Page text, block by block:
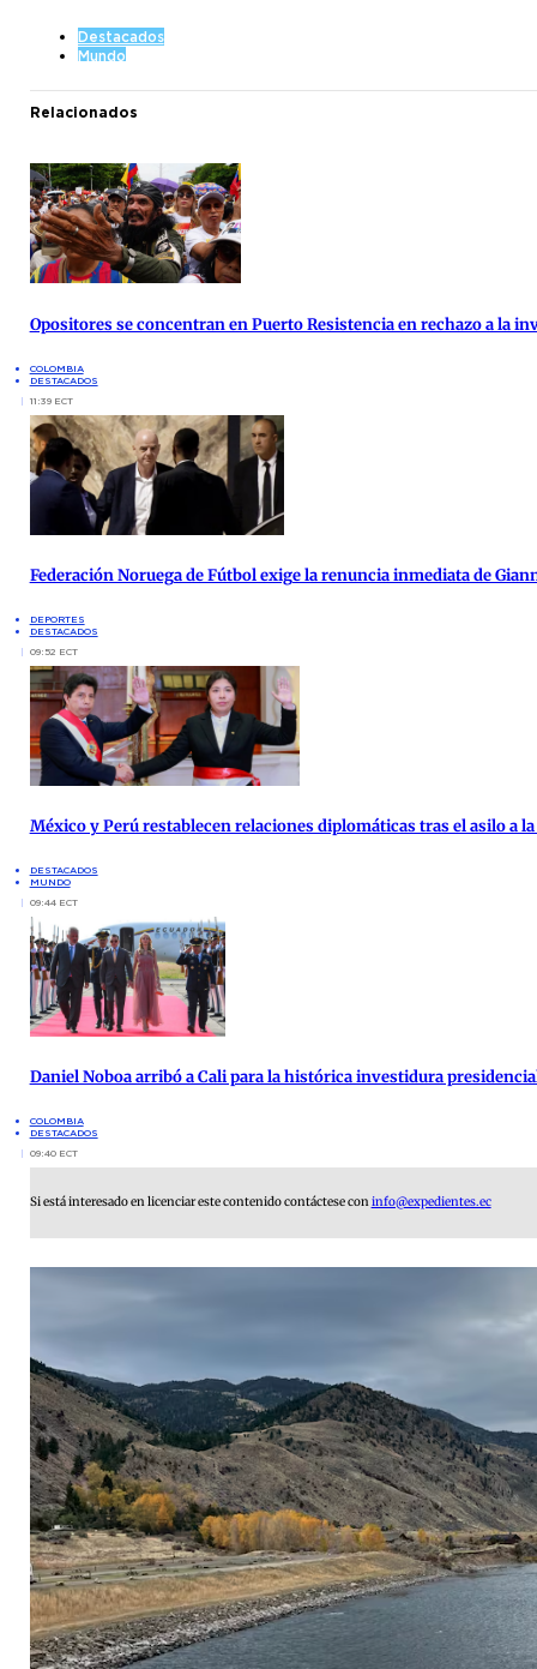
Destacados
Mundo
Relacionados
Opositores se concentran en Puerto Resistencia en rechazo a la
COLOMBIA
DESTACADOS
11:39 ECT
Federación Noruega de Fútbol exige la renuncia inmediata de
DEPORTES
DESTACADOS
09:52 ECT
México y Perú restablecen relaciones diplomáticas tras el asilo a
DESTACADOS
MUNDO
09:44 ECT
Daniel Noboa arribó a Cali para la histórica investidura
COLOMBIA
DESTACADOS
09:40 ECT
Si está interesado en licenciar este contenido contáctese coninfo@expedientes.ec